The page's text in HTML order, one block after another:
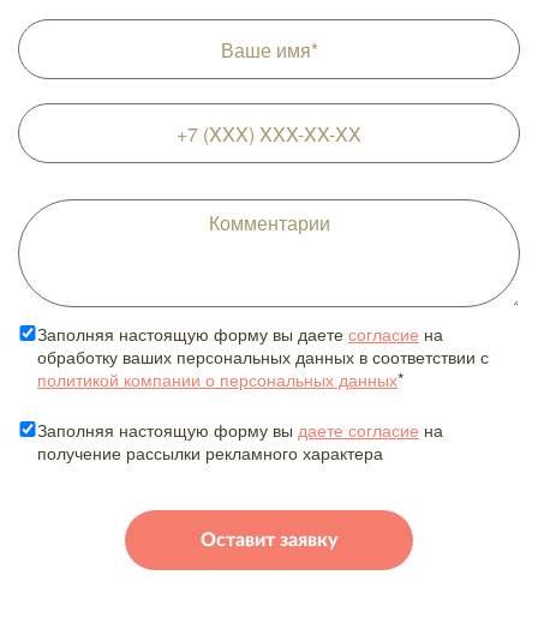
Заполняя настоящую форму вы даете согласие на
обработку ваших персональных данных в соответствии с
политикой компании о персональных данных*
Заполняя настоящую форму вы даете согласие на
получение рассылки рекламного характера